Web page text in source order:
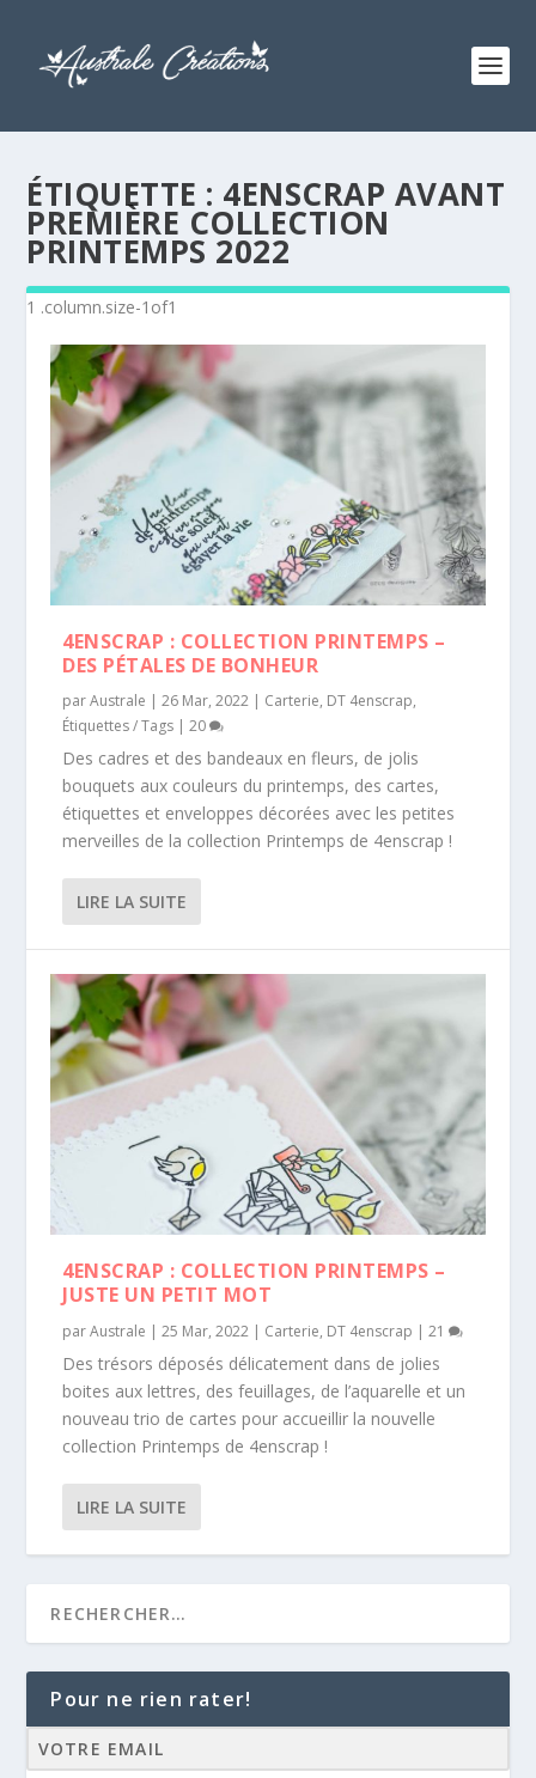
ÉTIQUETTE : 4ENSCRAP AVANT
PREMIÈRE COLLECTION
PRINTEMPS 2022
4ENSCRAP : COLLECTION PRINTEMPS –
DES PÉTALES DE BONHEUR
parAustrale |26 Mar, 2022 | Carterie, DT 4enscrap,
Étiquettes / Tags |20
Des cadres et des bandeaux en fleurs, de jolis
bouquets aux couleurs du printemps, des cartes,
étiquettes et enveloppes décorées avec les petites
merveilles de la collection Printemps de 4enscrap !
LIRE LA SUITE
4ENSCRAP : COLLECTION PRINTEMPS –
JUSTE UN PETIT MOT
parAustrale |25 Mar, 2022 | Carterie, DT 4enscrap |21
Des trésors déposés délicatement dans de jolies
boites aux lettres, des feuillages, de l’aquarelle et un
nouveau trio de cartes pour accueillir la nouvelle
collection Printemps de 4enscrap !
LIRE LA SUITE
Pour ne rien rater!